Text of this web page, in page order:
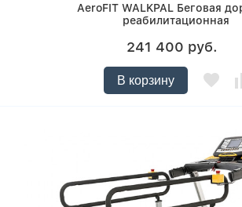
AeroFIT WALKPAL Беговая
реабилитационная
241 400 руб.
В корзину